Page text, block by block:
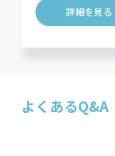
詳細を見る
よくあるQ&A